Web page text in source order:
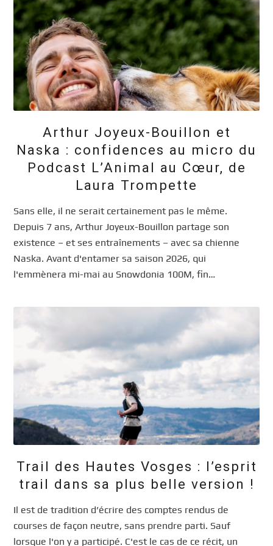
Arthur Joyeux-Bouillon et
Naska : confidences au micro du
Podcast L’Animal au Cœur, de
Laura Trompette
Sans elle, il ne serait certainement pas le même.
Depuis 7 ans, Arthur Joyeux-Bouillon partage son
existence – et ses entraînements – avec sa chienne
Naska. Avant d'entamer sa saison 2026, qui
l'emmènera mi-mai au Snowdonia 100M, fin…
Trail des Hautes Vosges : l’esprit
trail dans sa plus belle version !
Il est de tradition d’écrire des comptes rendus de
courses de façon neutre, sans prendre parti. Sauf
lorsque l'on y a participé. C'est le cas de ce récit, un